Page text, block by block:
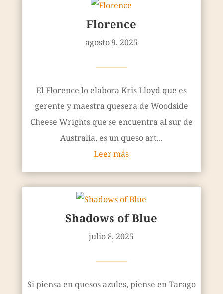
Florence
agosto 9, 2025
————
El Florence lo elabora Kris Lloyd que es
gerente y maestra quesera de Woodside
Cheese Wrights que se encuentra al sur de
Australia, es un queso art...
Leer más
Shadows of Blue
julio 8, 2025
————
Si piensa en quesos azules, piense en Tarago